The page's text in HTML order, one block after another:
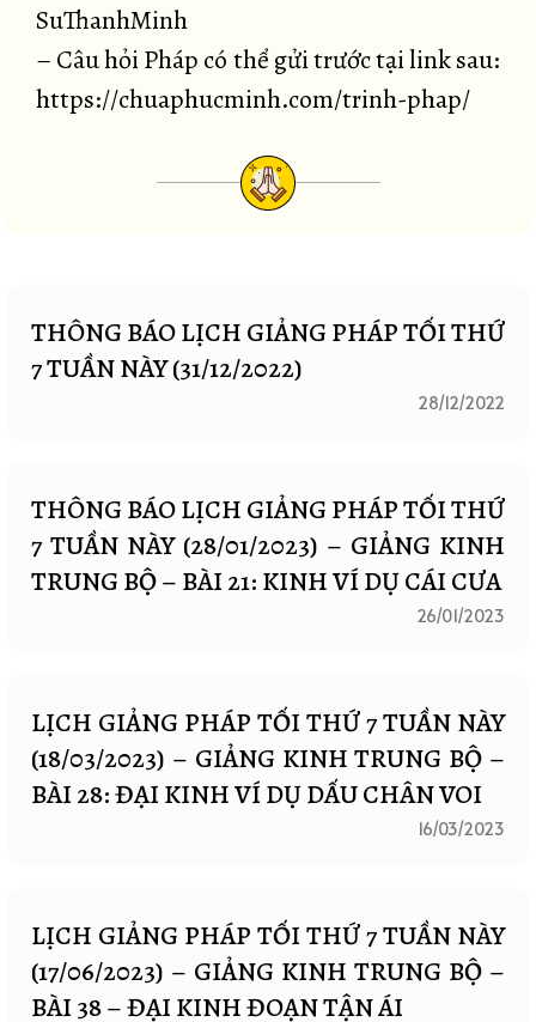
SuThanhMinh
– Câu hỏi Pháp có thể gửi trước tại link sau:
https://chuaphucminh.com/trinh-phap/
THÔNG BÁO LỊCH GIẢNG PHÁP TỐI THỨ
7 TUẦN NÀY (31/12/2022)
28/12/2022
THÔNG BÁO LỊCH GIẢNG PHÁP TỐI THỨ
7 TUẦN NÀY (28/01/2023) – GIẢNG KINH
TRUNG BỘ – BÀI 21: KINH VÍ DỤ CÁI CƯA
26/01/2023
LỊCH GIẢNG PHÁP TỐI THỨ 7 TUẦN NÀY
(18/03/2023) – GIẢNG KINH TRUNG BỘ –
BÀI 28: ĐẠI KINH VÍ DỤ DẤU CHÂN VOI
16/03/2023
LỊCH GIẢNG PHÁP TỐI THỨ 7 TUẦN NÀY
(17/06/2023) – GIẢNG KINH TRUNG BỘ –
BÀI 38 – ĐẠI KINH ĐOẠN TẬN ÁI